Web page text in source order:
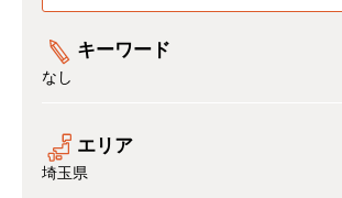
キーワード
なし
エリア
埼玉県